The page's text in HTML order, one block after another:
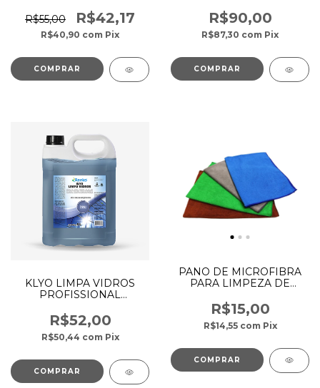
R$55,00 R$42,17
R$40,90 com Pix
R$90,00
R$87,30 com Pix
KLYO LIMPA VIDROS
PROFISSIONAL
RENKO
R$52,00
R$50,44 com Pix
PANO DE MICROFIBRA
PARA LIMPEZA DE
- CORES SORTIDAS
AZUL/VERDE/CINZA/
R$15,00
R$14,55 com Pix